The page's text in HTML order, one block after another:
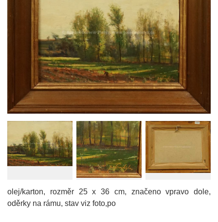
olej/karton, rozměr 25 x 36 cm, značeno vpravo dole,
oděrky na rámu, stav viz foto,po